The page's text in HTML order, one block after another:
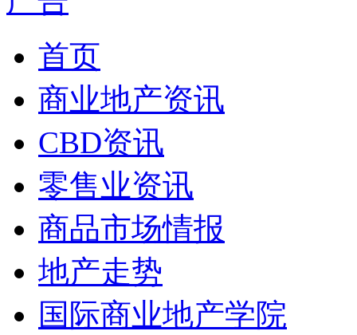
首页
商业地产资讯
CBD资讯
零售业资讯
商品市场情报
地产走势
国际商业地产学院